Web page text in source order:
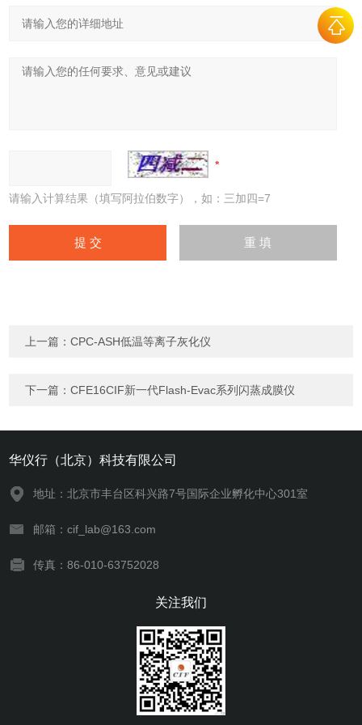
请输入计算结果（填写阿拉伯数字），如：三加四=7
上一篇：CPC-ASH低温等离子灰化仪
下一篇：CFE16CIF新一代Flash-Evac系列闪蒸成膜仪
华仪行（北京）科技有限公司
地址：北京市丰台区科兴路7号国际企业孵化中心301室
邮箱：cif_lab@163.com
传真：86-010-63752028
关注我们